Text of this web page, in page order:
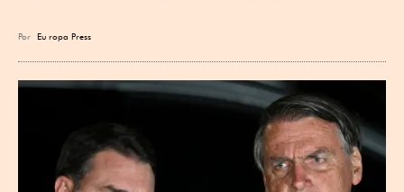
Por Eu ropa Press